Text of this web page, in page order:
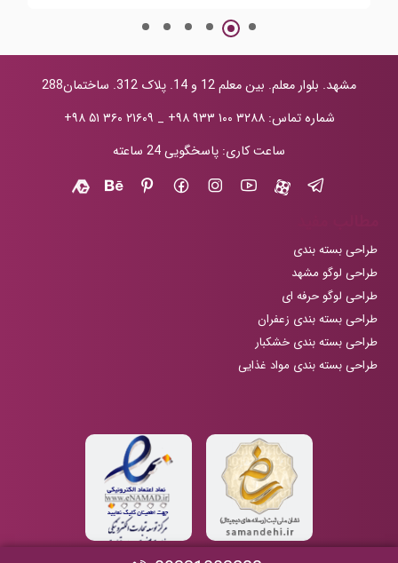
مشهد. بلوار معلم. بین معلم 12 و 14. پلاک 312. ساختمان288
شماره تماس:+۹۸ ۹۳۳ ۱۰۰ ۳۲۸۸ _ +۹۸ ۵۱ ۳۶۰ ۲۱۶۰۹
ساعت کاری: پاسخگویی 24 ساعته
طراحی بسته بندی
طراحی لوگو مشهد
طراحی لوگو حرفه ای
طراحی بسته بندی زعفران
طراحی بسته بندی خشکبار
طراحی بسته بندی مواد غذایی